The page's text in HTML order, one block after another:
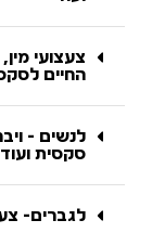
צעצועי
החיים
לנשים -
סקסית ועוד
לגברים-